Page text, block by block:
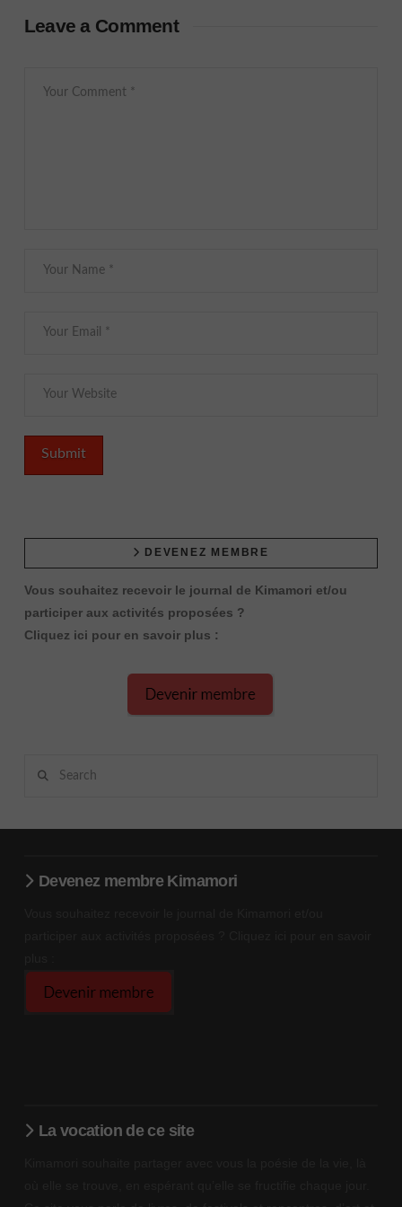
Leave a Comment
DEVENEZ MEMBRE
Vous souhaitez recevoir le journal de Kimamori et/ou
participer aux activités proposées ?
Cliquez ici pour en savoir plus :
Devenez membre Kimamori
La vocation de ce site